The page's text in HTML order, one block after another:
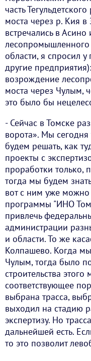
часть
моста через р. Кия
встречались в
области, я спросил
другие
возрождение
моста через Чулым,
это было бы
- Сейчас в Томске
ворота». Мы
будем решать, как
проекты с
проработки только,
тогда мы будем
вот с ним уже можно
программы "ИНО
привлечь
администрации
и области. То же
Колпашево. Когда
Чулым, тогда было
строительства
соответствующее
выбрана трасса,
выходил на стадию
экспертизу. Но
дальнейшей есть.
то это позволит